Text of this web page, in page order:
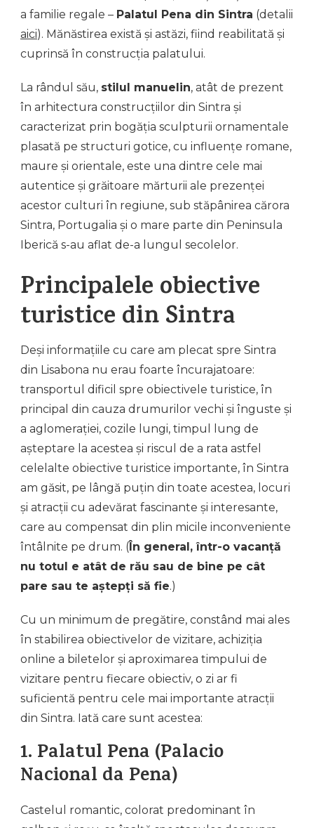
a familie regale – Palatul Pena din Sintra (detalii
aici). Mănăstirea există și astăzi, fiind reabilitată și
cuprinsă în construcția palatului.
La rândul său, stilul manuelin, atât de prezent
în arhitectura construcțiilor din Sintra și
caracterizat prin bogăția sculpturii ornamentale
plasată pe structuri gotice, cu influențe romane,
maure și orientale, este una dintre cele mai
autentice și grăitoare mărturii ale prezenței
acestor culturi în regiune, sub stăpânirea cărora
Sintra, Portugalia și o mare parte din Peninsula
Iberică s-au aflat de-a lungul secolelor.
Principalele obiective
turistice din Sintra
Deși informațiile cu care am plecat spre Sintra
din Lisabona nu erau foarte încurajatoare:
transportul dificil spre obiectivele turistice, în
principal din cauza drumurilor vechi și înguste și
a aglomerației, cozile lungi, timpul lung de
așteptare la acestea și riscul de a rata astfel
celelalte obiective turistice importante, în Sintra
am găsit, pe lângă puțin din toate acestea, locuri
și atracții cu adevărat fascinante și interesante,
care au compensat din plin micile inconveniente
întâlnite pe drum. (În general, într-o vacanță
nu totul e atât de rău sau de bine pe cât
pare sau te aștepți să fie.)
Cu un minimum de pregătire, constând mai ales
în stabilirea obiectivelor de vizitare, achiziția
online a biletelor și aproximarea timpului de
vizitare pentru fiecare obiectiv, o zi ar fi
suficientă pentru cele mai importante atracții
din Sintra. Iată care sunt acestea:
1. Palatul Pena (Palacio
Nacional da Pena)
Castelul romantic, colorat predominant în